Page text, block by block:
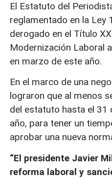
El Estatuto del
reglamentado en la Ley
derogado en el Título
Modernización Laboral
en marzo de este año.
En el marco de una
lograron que al menos
del estatuto hasta el 31
año, para tener un
aprobar una nueva
“El presidente Javier
reforma laboral y